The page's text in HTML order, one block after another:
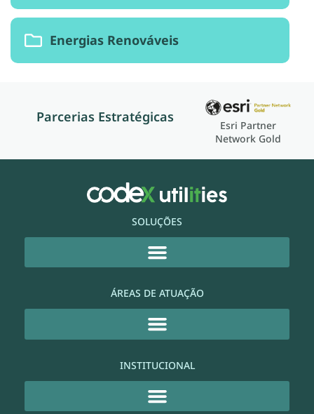
Energias Renováveis
Parcerias Estratégicas
Esri Partner
Network Gold
SOLUÇÕES
ÁREAS DE ATUAÇÃO
INSTITUCIONAL